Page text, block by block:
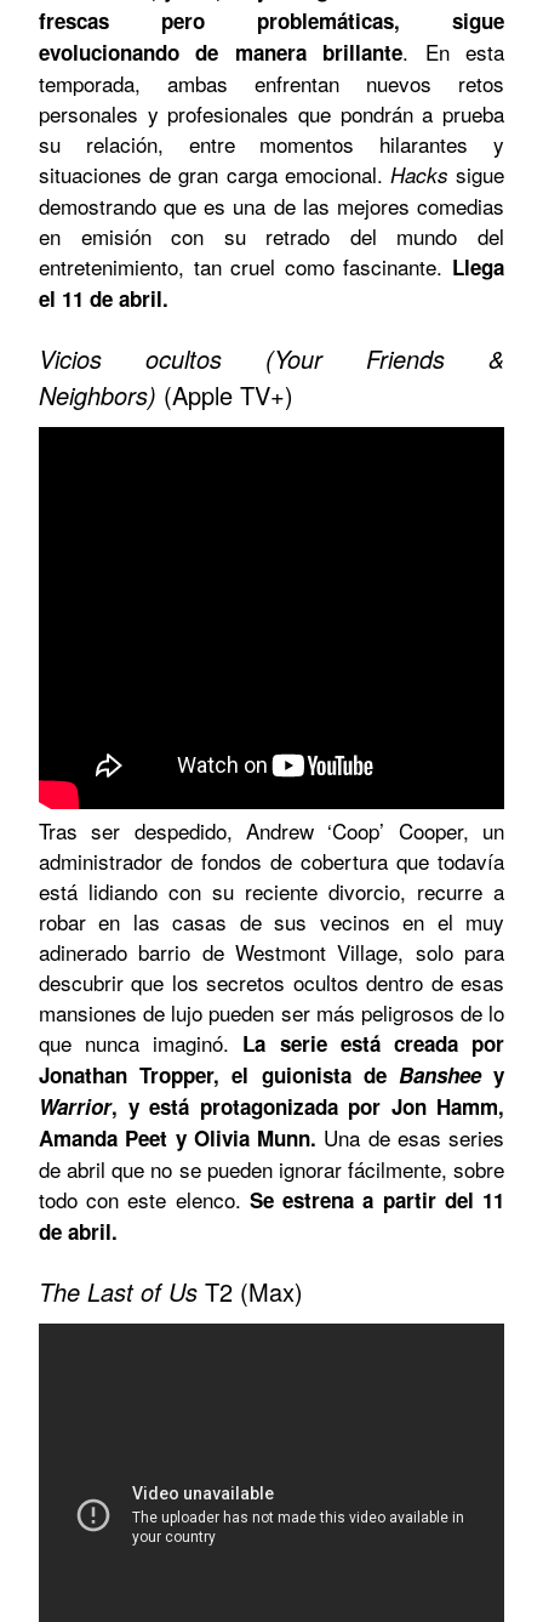
frescas pero problemáticas, sigue
evolucionando de manera brillante. En esta
temporada, ambas enfrentan nuevos retos
personales y profesionales que pondrán a prueba
su relación, entre momentos hilarantes y
situaciones de gran carga emocional. Hacks sigue
demostrando que es una de las mejores comedias
en emisión con su retrado del mundo del
entretenimiento, tan cruel como fascinante. Llega
el 11 de abril.
Vicios ocultos (Your Friends &
Neighbors) (Apple TV+)
Tras ser despedido, Andrew ‘Coop’ Cooper, un
administrador de fondos de cobertura que todavía
está lidiando con su reciente divorcio, recurre a
robar en las casas de sus vecinos en el muy
adinerado barrio de Westmont Village, solo para
descubrir que los secretos ocultos dentro de esas
mansiones de lujo pueden ser más peligrosos de lo
que nunca imaginó. La serie está creada por
Jonathan Tropper, el guionista de Bansheey
Warrior, y está protagonizada por Jon Hamm,
Amanda Peet y Olivia Munn. Una de esas series
de abril que no se pueden ignorar fácilmente, sobre
todo con este elenco. Se estrena a partir del 11
de abril.
The Last of Us T2 (Max)